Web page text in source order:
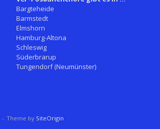
Bargteheide
Barmstedt
Elmshorn
Hamburg-Altona
Schleswig
Süderbrarup
Tungendorf (Neumünster)
Theme by SiteOrigin